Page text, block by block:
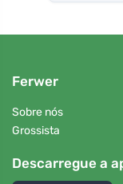
Ferwer
Sobre nós
Grossista
Descarregue a